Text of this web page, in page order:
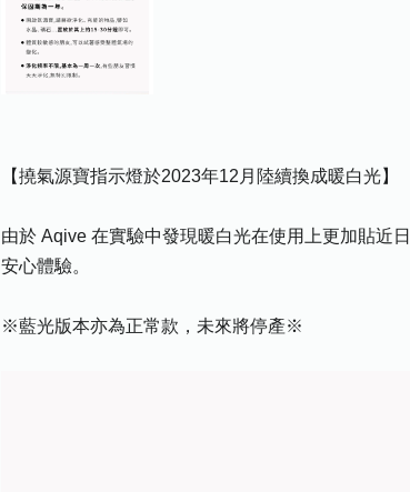
【撓氣源寶指示燈於2023年12月陸續換成暖白光】
由於 Aqive 在實驗中發現暖白光在使用上更加貼近
安心體驗。
※藍光版本亦為正常款，未來將停產※